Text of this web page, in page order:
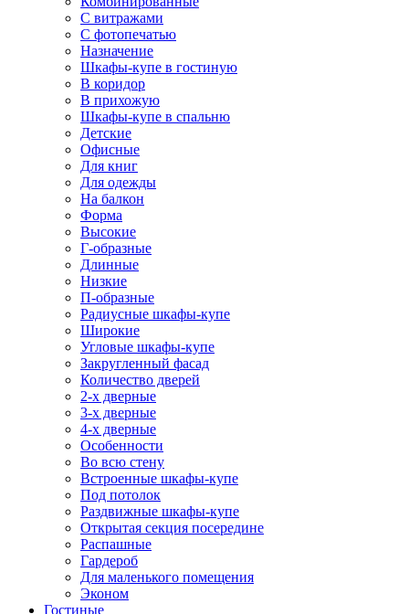
С витражами
С фотопечатью
Назначение
Шкафы-купе в гостиную
В коридор
В прихожую
Шкафы-купе в спальню
Детские
Офисные
Для книг
Для одежды
На балкон
Форма
Высокие
Г-образные
Длинные
Низкие
П-образные
Радиусные шкафы-купе
Широкие
Угловые шкафы-купе
Закругленный фасад
Количество дверей
2-х дверные
3-х дверные
4-х дверные
Особенности
Во всю стену
Встроенные шкафы-купе
Под потолок
Раздвижные шкафы-купе
Открытая секция посередине
Распашные
Гардероб
Для маленького помещения
Эконом
Гостиные